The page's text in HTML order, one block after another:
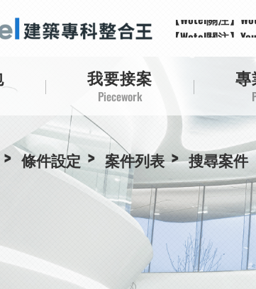
【Wotel關注】
我要接案
Piecework
條件設定 案件列表 搜尋案件